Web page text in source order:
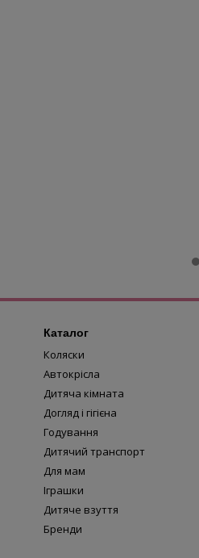
Каталог
Коляски
Автокрісла
Дитяча кімната
Догляд і гігієна
Годування
Дитячий транспорт
Для мам
Іграшки
Дитяче взуття
Бренди